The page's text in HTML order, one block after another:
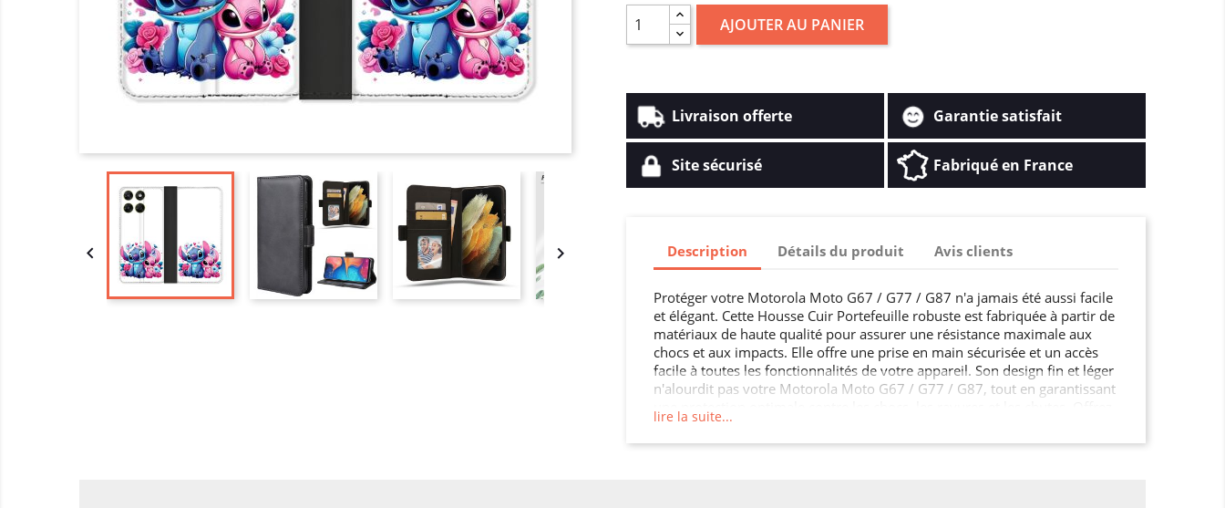
 
AJOUTER AU PANIER
Livraison offerte Garantie satisfait
Site sécurisé Fabriqué en France
Description Détails du produit Avis clients
Protéger votre Motorola Moto G67 / G77 / G87 n'a jamais été aussi facile
et élégant. Cette Housse Cuir Portefeuille robuste est fabriquée à partir de
matériaux de haute qualité pour assurer une résistance maximale aux
chocs et aux impacts. Elle offre une prise en main sécurisée et un accès
facile à toutes les fonctionnalités de votre appareil. Son design fin et léger
n'alourdit pas votre Motorola Moto G67 / G77 / G87, tout en garantissant
à votre Motorola Moto G67 / G77 / G87 la protection qu'il mérite.
lire la suite...